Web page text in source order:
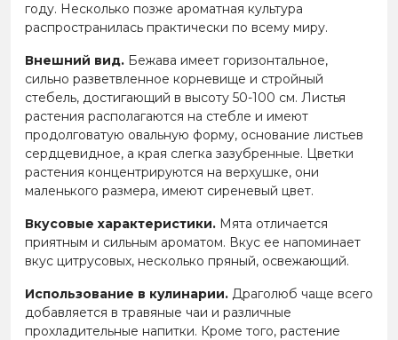
году. Несколько позже ароматная культура
распространилась практически по всему миру.
Внешний вид. Бежава имеет горизонтальное,
сильно разветвленное корневище и стройный
стебель, достигающий в высоту 50-100 см. Листья
растения располагаются на стебле и имеют
продолговатую овальную форму, основание листьев
сердцевидное, а края слегка зазубренные. Цветки
растения концентрируются на верхушке, они
маленького размера, имеют сиреневый цвет.
Вкусовые характеристики. Мята отличается
приятным и сильным ароматом. Вкус ее напоминает
вкус цитрусовых, несколько пряный, освежающий.
Использование в кулинарии. Драголюб чаще всего
добавляется в травяные чаи и различные
прохладительные напитки. Кроме того, растение